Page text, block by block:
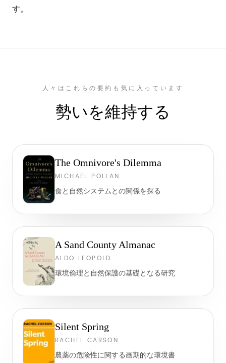
す。
人々はこれらの要約も気に入っています
勢いを維持する
The Omnivore's Dilemma
MICHAEL POLLAN
食と自然システムとの関係を探る
A Sand County Almanac
ALDO LEOPOLD
環境倫理と自然保護の基礎となる研究
Silent Spring
RACHEL CARSON
農薬の危険性に関する画期的な環境書